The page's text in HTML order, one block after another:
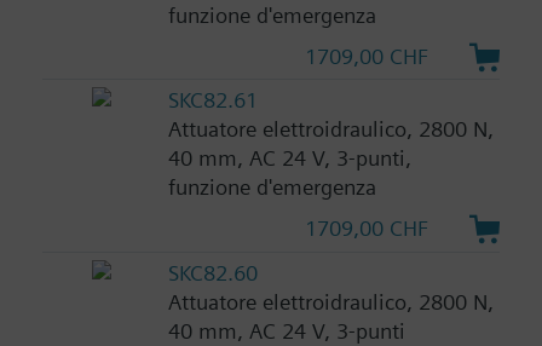
funzione d'emergenza
1709,00 CHF
SKC82.61
Attuatore elettroidraulico, 2800 N,
40 mm, AC 24 V, 3-punti,
funzione d'emergenza
1709,00 CHF
SKC82.60
Attuatore elettroidraulico, 2800 N,
40 mm, AC 24 V, 3-punti